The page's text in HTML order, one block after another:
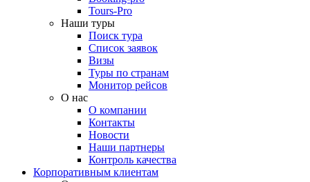
Tours-Pro
Наши туры
Поиск тура
Список заявок
Визы
Туры по странам
Монитор рейсов
О нас
О компании
Контакты
Новости
Наши партнеры
Контроль качества
Корпоративным клиентам